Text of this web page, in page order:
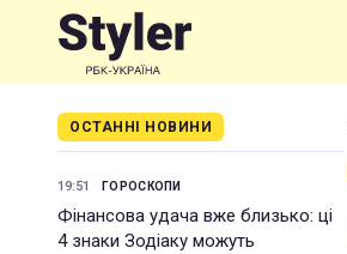
ОСТАННІ НОВИНИ
19:51 ГОРОСКОПИ
Фінансова удача вже близько: ці
4 знаки Зодіаку можуть